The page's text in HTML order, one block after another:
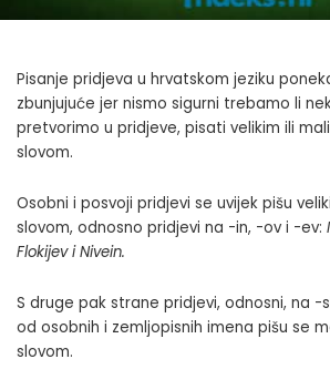
Pisanje pridjeva u hrvatskom jeziku
zbunjujuće jer nismo sigurni trebamo li
pretvorimo u pridjeve, pisati velikim ili
slovom.
Osobni i posvoji pridjevi se uvijek pišu
slovom, odnosno pridjevi na -in, -ov i -ev:
Flokijev i Nivein.
S druge pak strane pridjevi, odnosni, na
od osobnih i zemljopisnih imena pišu se
slovom.